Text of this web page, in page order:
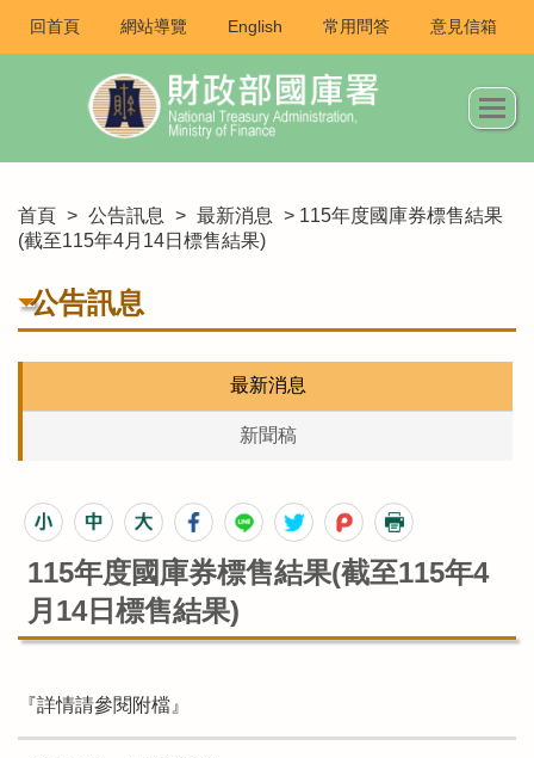
回首頁 網站導覽 English 常用問答 意見信箱
首頁 > 公告訊息 > 最新消息
> 115年度國庫券標售結果
(截至115年4月14日標售結果)
公告訊息
最新消息
新聞稿
115年度國庫券標售結果(截至115年4
月14日標售結果)
『詳情請參閱附檔』